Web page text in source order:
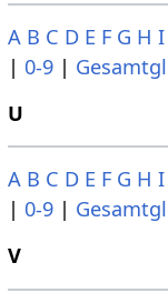
A B C D E F G H I
| 0-9|
U
A B C D E F G H I
| 0-9|
V